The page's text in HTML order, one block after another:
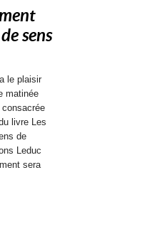
sens
le plaisir
matinée
livre Les
de
Leduc
sera